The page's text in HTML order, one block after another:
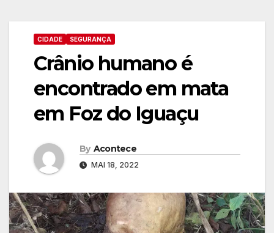
CIDADE SEGURANÇA
Crânio humano é
encontrado em mata
em Foz do Iguaçu
By Acontece
MAI 18, 2022